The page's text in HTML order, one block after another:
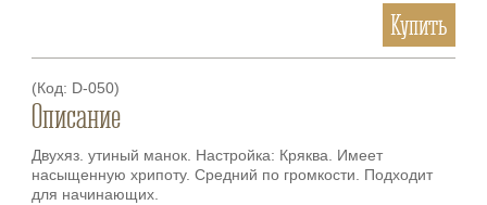
Купить
(Код: D-050)
Описание
Двухяз. утиный манок. Настройка: Кряква. Имеет
насыщенную хрипоту. Средний по громкости. Подходит
для начинающих.